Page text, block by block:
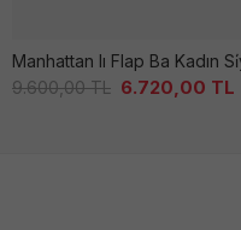
9.600,00TL 6.720,00 TL